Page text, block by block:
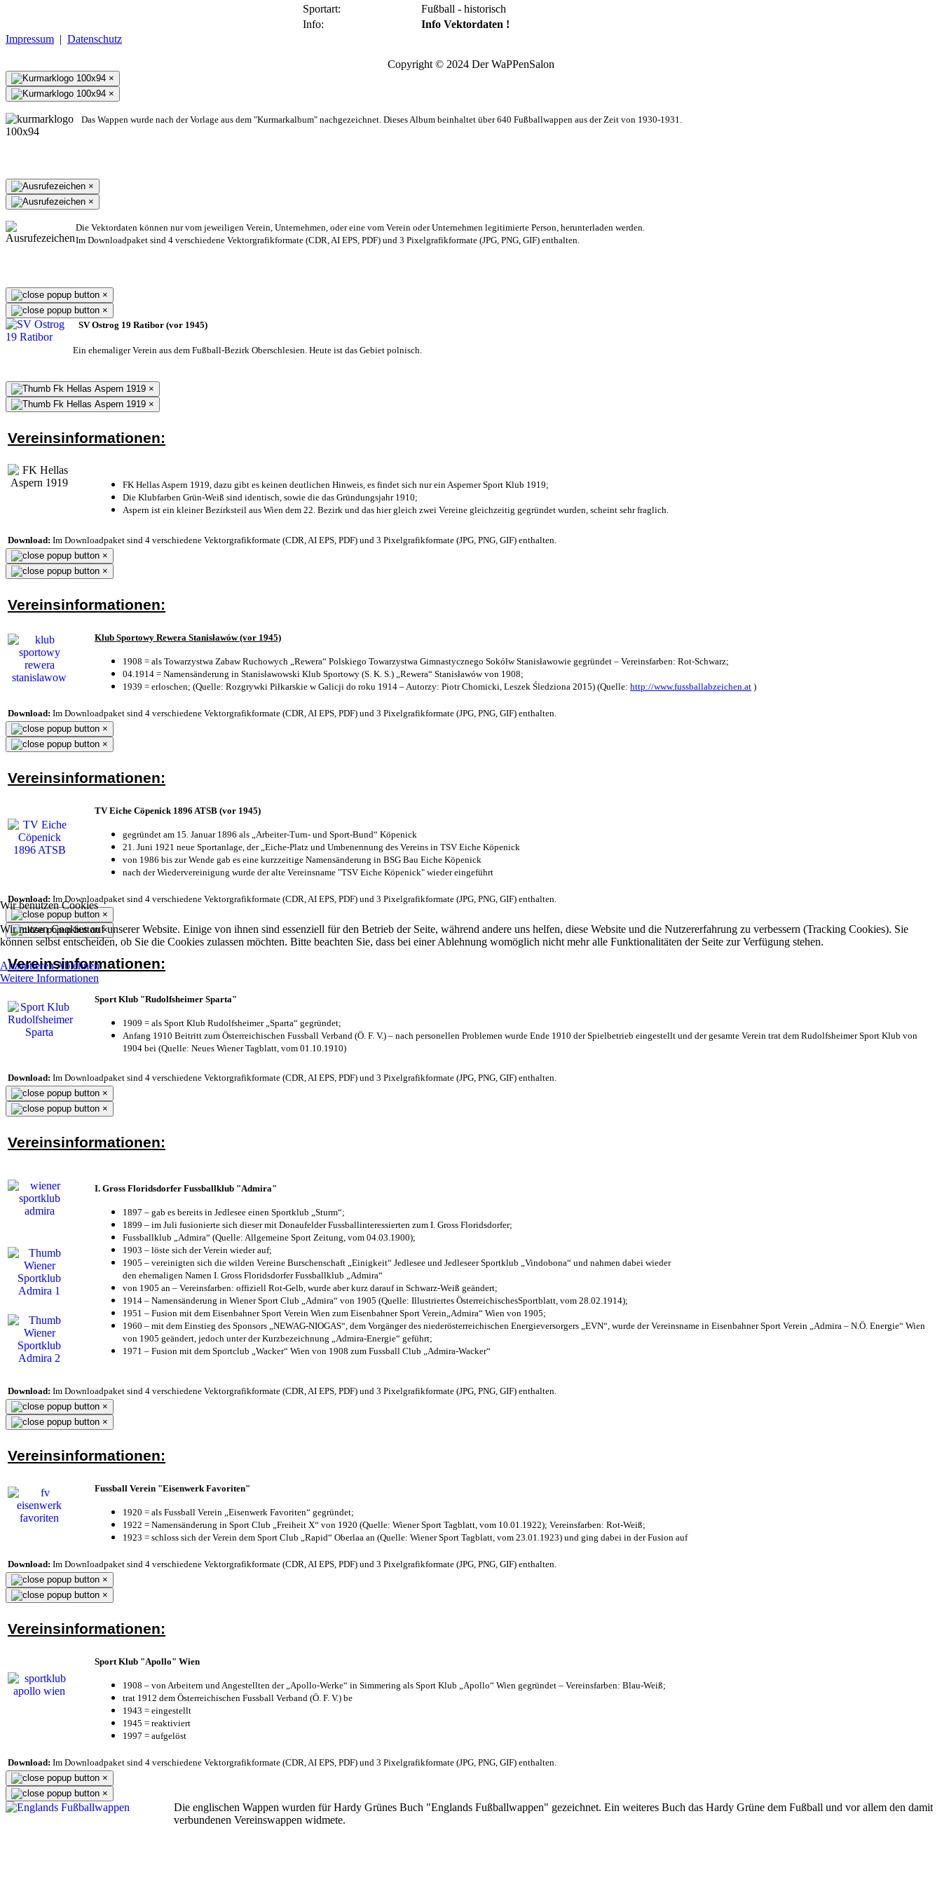
Sportart:
Fußball - historisch
Info:
Info Vektordaten !
Impressum | Datenschutz
Copyright © 2024 Der WaPPenSalon
Wir benutzen Cookies
Wir nutzen Cookies auf unserer Website. Einige von ihnen sind essenziell für den Betrieb der Seite, während andere uns helfen, diese Website und die Nutzererfahrung zu verbessern (Tracking Cookies). Sie
können selbst entscheiden, ob Sie die Cookies zulassen möchten. Bitte beachten Sie, dass bei einer Ablehnung womöglich nicht mehr alle Funktionalitäten der Seite zur Verfügung stehen.
AkzeptierenAblehnen
Weitere Informationen
×
×
Das Wappen wurde nach der Vorlage aus dem "Kurmarkalbum" nachgezeichnet. Dieses Album beinhaltet über 640 Fußballwappen aus der Zeit von 1930-1931.
×
×
Die Vektordaten können nur vom jeweiligen Verein, Unternehmen, oder eine vom Verein oder Unternehmen legitimierte Person, herunterladen werden.
Im Downloadpaket sind 4 verschiedene Vektorgrafikformate (CDR, AI EPS, PDF) und 3 Pixelgrafikformate (JPG, PNG, GIF) enthalten.
×
×
SV Ostrog 19 Ratibor (vor 1945)
Ein ehemaliger Verein aus dem Fußball-Bezirk Oberschlesien. Heute ist das Gebiet polnisch.
×
×
Vereinsinformationen:
FK Hellas Aspern 1919, dazu gibt es keinen deutlichen Hinweis, es findet sich nur ein Asperner Sport Klub 1919;
Die Klubfarben Grün-Weiß sind identisch, sowie die das Gründungsjahr 1910;
Aspern ist ein kleiner Bezirksteil aus Wien dem 22. Bezirk und das hier gleich zwei Vereine gleichzeitig gegründet wurden, scheint sehr fraglich.
Download: Im Downloadpaket sind 4 verschiedene Vektorgrafikformate (CDR, AI EPS, PDF) und 3 Pixelgrafikformate (JPG, PNG, GIF) enthalten.
×
×
Vereinsinformationen:
Klub Sportowy Rewera Stanisławów (vor 1945)
1908 = als Towarzystwa Zabaw Ruchowych „Rewera“ Polskiego Towarzystwa Gimnastycznego Sokółw Stanisławowie gegründet – Vereinsfarben: Rot-Schwarz;
04.1914 = Namensänderung in Stanisławowski Klub Sportowy (S. K. S.) „Rewera“ Stanisławów von 1908;
1939 = erloschen; (Quelle: Rozgrywki Piłkarskie w Galicji do roku 1914 – Autorzy: Piotr Chomicki, Leszek Śledziona 2015) (Quelle: http://www.fussballabzeichen.at )
Download: Im Downloadpaket sind 4 verschiedene Vektorgrafikformate (CDR, AI EPS, PDF) und 3 Pixelgrafikformate (JPG, PNG, GIF) enthalten.
×
×
Vereinsinformationen:
TV Eiche Cöpenick 1896 ATSB (vor 1945)
gegründet am 15. Januar 1896 als „Arbeiter-Turn- und Sport-Bund“ Köpenick
21. Juni 1921 neue Sportanlage, der „Eiche-Platz und Umbenennung des Vereins in TSV Eiche Köpenick
von 1986 bis zur Wende gab es eine kurzzeitige Namensänderung in BSG Bau Eiche Köpenick
nach der Wiedervereinigung wurde der alte Vereinsname "TSV Eiche Köpenick" wieder eingeführt
Download: Im Downloadpaket sind 4 verschiedene Vektorgrafikformate (CDR, AI EPS, PDF) und 3 Pixelgrafikformate (JPG, PNG, GIF) enthalten.
×
×
Vereinsinformationen:
Sport Klub "Rudolfsheimer Sparta"
1909 = als Sport Klub Rudolfsheimer „Sparta“ gegründet;
Anfang 1910 Beitritt zum Österreichischen Fussball Verband (Ö. F. V.) – nach personellen Problemen wurde Ende 1910 der Spielbetrieb eingestellt und der gesamte Verein trat dem Rudolfsheimer Sport Klub von
1904 bei (Quelle: Neues Wiener Tagblatt, vom 01.10.1910)
Download: Im Downloadpaket sind 4 verschiedene Vektorgrafikformate (CDR, AI EPS, PDF) und 3 Pixelgrafikformate (JPG, PNG, GIF) enthalten.
×
×
Vereinsinformationen:
I. Gross Floridsdorfer Fussballklub "Admira"
1897 – gab es bereits in Jedlesee einen Sportklub „Sturm“;
1899 – im Juli fusionierte sich dieser mit Donaufelder Fussballinteressierten zum I. Gross Floridsdorfer;
Fussballklub „Admira“ (Quelle: Allgemeine Sport Zeitung, vom 04.03.1900);
1903 – löste sich der Verein wieder auf;
1905 – vereinigten sich die wilden Vereine Burschenschaft „Einigkeit“ Jedlesee und Jedleseer Sportklub „Vindobona“ und nahmen dabei wieder
den ehemaligen Namen I. Gross Floridsdorfer Fussballklub „Admira“
von 1905 an – Vereinsfarben: offiziell Rot-Gelb, wurde aber kurz darauf in Schwarz-Weiß geändert;
1914 – Namensänderung in Wiener Sport Club „Admira“ von 1905 (Quelle: Illustriertes ÖsterreichischesSportblatt, vom 28.02.1914);
1951 – Fusion mit dem Eisenbahner Sport Verein Wien zum Eisenbahner Sport Verein„Admira“ Wien von 1905;
1960 – mit dem Einstieg des Sponsors „NEWAG-NIOGAS“, dem Vorgänger des niederösterreichischen Energieversorgers „EVN“, wurde der Vereinsname in Eisenbahner Sport Verein „Admira – N.Ö. Energie“ Wien
von 1905 geändert, jedoch unter der Kurzbezeichnung „Admira-Energie“ geführt;
1971 – Fusion mit dem Sportclub „Wacker“ Wien von 1908 zum Fussball Club „Admira-Wacker“
Download: Im Downloadpaket sind 4 verschiedene Vektorgrafikformate (CDR, AI EPS, PDF) und 3 Pixelgrafikformate (JPG, PNG, GIF) enthalten.
×
×
Vereinsinformationen:
Fussball Verein "Eisenwerk Favoriten"
1920 = als Fussball Verein „Eisenwerk Favoriten“ gegründet;
1922 = Namensänderung in Sport Club „Freiheit X“ von 1920 (Quelle: Wiener Sport Tagblatt, vom 10.01.1922); Vereinsfarben: Rot-Weiß;
1923 = schloss sich der Verein dem Sport Club „Rapid“ Oberlaa an (Quelle: Wiener Sport Tagblatt, vom 23.01.1923) und ging dabei in der Fusion auf
Download: Im Downloadpaket sind 4 verschiedene Vektorgrafikformate (CDR, AI EPS, PDF) und 3 Pixelgrafikformate (JPG, PNG, GIF) enthalten.
×
×
Vereinsinformationen:
Sport Klub "Apollo" Wien
1908 – von Arbeitern und Angestellten der „Apollo-Werke“ in Simmering als Sport Klub „Apollo“ Wien gegründet – Vereinsfarben: Blau-Weiß;
trat 1912 dem Österreichischen Fussball Verband (Ö. F. V.) be
1943 = eingestellt
1945 = reaktiviert
1997 = aufgelöst
Download: Im Downloadpaket sind 4 verschiedene Vektorgrafikformate (CDR, AI EPS, PDF) und 3 Pixelgrafikformate (JPG, PNG, GIF) enthalten.
×
×
Die englischen Wappen wurden für Hardy Grünes Buch "Englands Fußballwappen" gezeichnet. Ein weiteres Buch das Hardy Grüne dem Fußball und vor allem den damit
verbundenen Vereinswappen widmete.